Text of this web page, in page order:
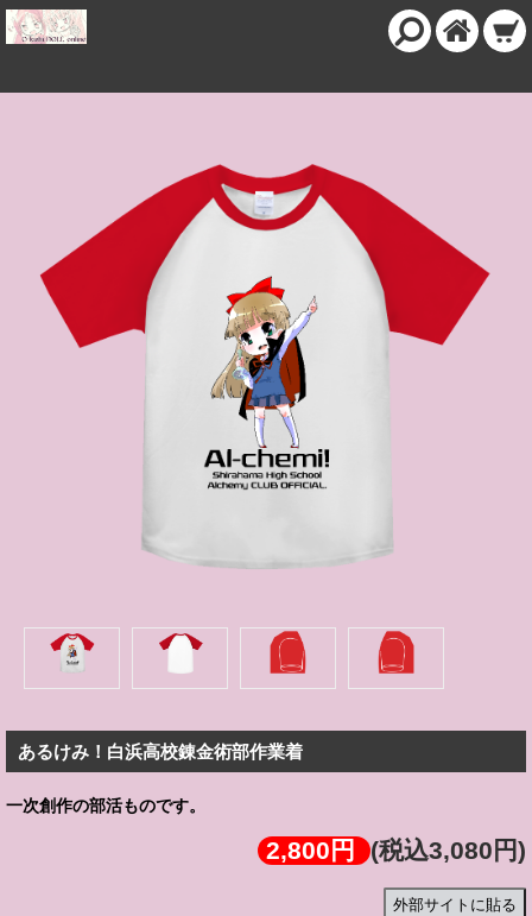
あるけみ！白浜高校錬金術部作業着
一次創作の部活ものです。
2,800円 (税込3,080円)
外部サイトに貼る